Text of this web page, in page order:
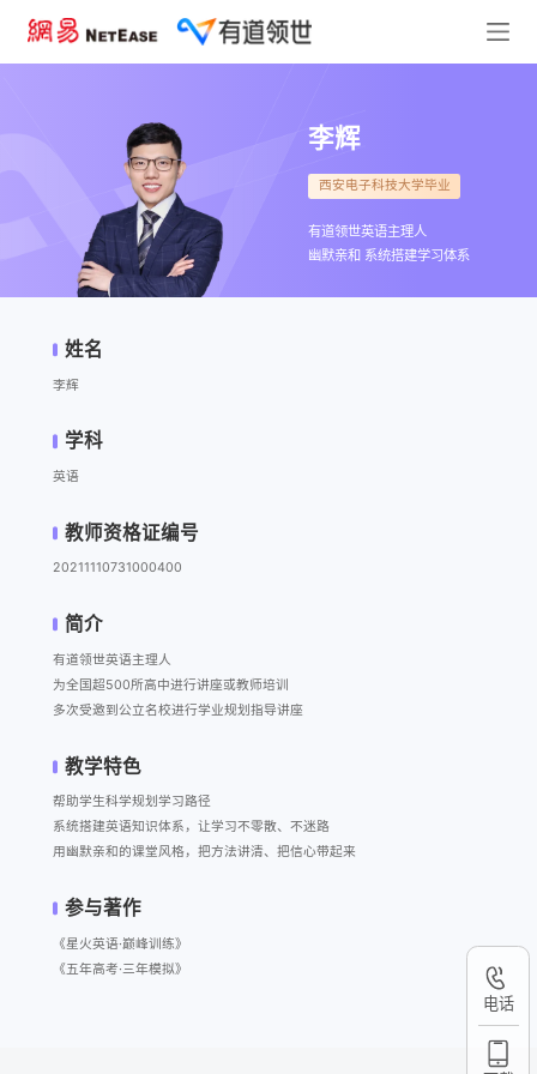
李辉
西安电子科技大学毕业
有道领世英语主理人
幽默亲和 系统搭建学习体系
姓名
李辉
学科
英语
教师资格证编号
20211110731000400
简介
有道领世英语主理人
为全国超500所高中进行讲座或教师培训
多次受邀到公立名校进行学业规划指导讲座
教学特色
帮助学生科学规划学习路径
系统搭建英语知识体系，让学习不零散、不迷路
用幽默亲和的课堂风格，把方法讲清、把信心带起来
参与著作
《星火英语·巅峰训练》
《五年高考·三年模拟》
电话